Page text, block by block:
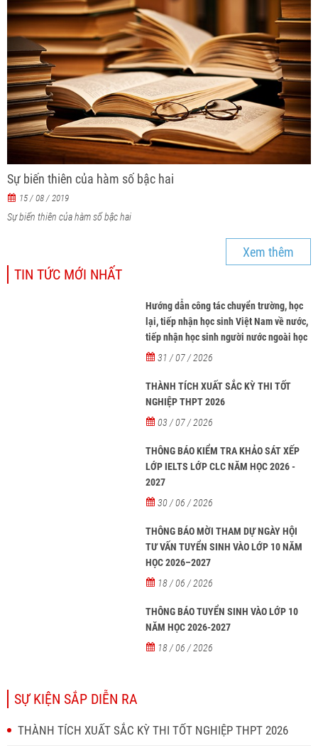
Sự biến thiên của hàm số bậc hai
15 / 08 / 2019
Sự biến thiên của hàm số bậc hai
Xem thêm
TIN TỨC MỚI NHẤT
Hướng dẫn công tác chuyển trường, học
lại, tiếp nhận học sinh Việt Nam về nước,
tiếp nhận học sinh người nước ngoài học
tại các trường từ năm học 2026-2027
31 / 07 / 2026
THÀNH TÍCH XUẤT SẮC KỲ THI TỐT
NGHIỆP THPT 2026
03 / 07 / 2026
THÔNG BÁO KIỂM TRA KHẢO SÁT XẾP
LỚP IELTS LỚP CLC NĂM HỌC 2026 -
2027
30 / 06 / 2026
THÔNG BÁO MỜI THAM DỰ NGÀY HỘI
TƯ VẤN TUYỂN SINH VÀO LỚP 10 NĂM
HỌC 2026–2027
18 / 06 / 2026
THÔNG BÁO TUYỂN SINH VÀO LỚP 10
NĂM HỌC 2026-2027
18 / 06 / 2026
SỰ KIỆN SẮP DIỄN RA
THÀNH TÍCH XUẤT SẮC KỲ THI TỐT NGHIỆP THPT 2026